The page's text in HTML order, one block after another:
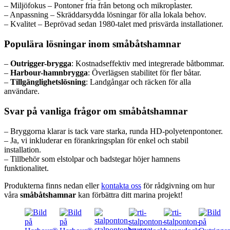
– Miljöfokus – Pontoner fria från betong och mikroplaster.
– Anpassning – Skräddarsydda lösningar för alla lokala behov.
– Kvalitet – Beprövad sedan 1980-talet med prisvärda installationer.
Populära lösningar inom småbåtshamnar
– Outrigger-brygga: Kostnadseffektiv med integrerade båtbommar.
– Harbour-hamnbrygga: Överlägsen stabilitet för fler båtar.
– Tillgänglighetslösning: Landgångar och räcken för alla
användare.
Svar på vanliga frågor om småbåtshamnar
– Bryggorna klarar is tack vare starka, runda HD-polyetenpontoner.
– Ja, vi inkluderar en förankringsplan för enkel och stabil
installation.
– Tillbehör som elstolpar och badstegar höjer hamnens
funktionalitet.
Produkterna finns nedan ellerkontakta oss för rådgivning om hur
våra småbåtshamnar kan förbättra ditt marina projekt!